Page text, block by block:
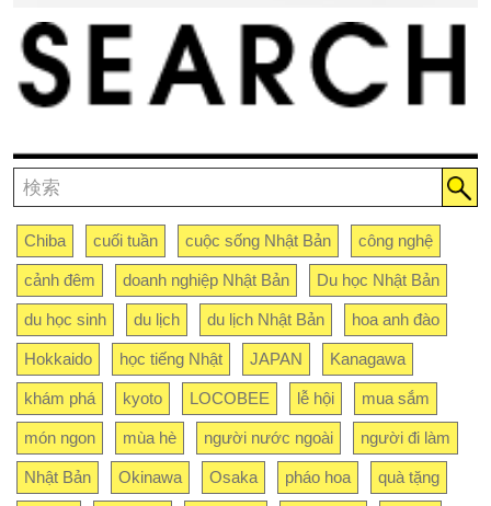
Chiba cuối tuần cuộc sống Nhật Bản công nghệ
cảnh đêm doanh nghiệp Nhật Bản Du học Nhật Bản
du học sinh du lịch du lịch Nhật Bản hoa anh đào
Hokkaido học tiếng Nhật JAPAN Kanagawa
khám phá kyoto LOCOBEE lễ hội mua sắm
món ngon mùa hè người nước ngoài người đi làm
Nhật Bản Okinawa Osaka pháo hoa quà tặng